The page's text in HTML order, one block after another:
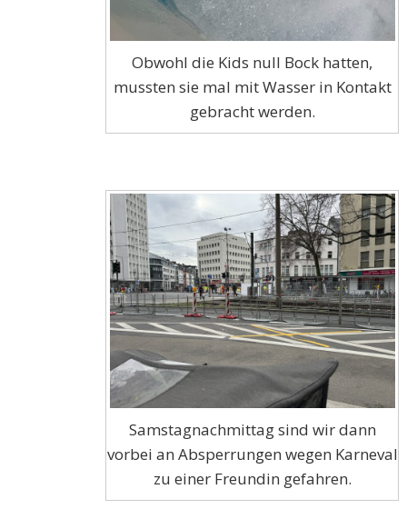
Obwohl die Kids null Bock hatten,
mussten sie mal mit Wasser in Kontakt
gebracht werden.
Samstagnachmittag sind wir dann
vorbei an Absperrungen wegen Karneval
zu einer Freundin gefahren.